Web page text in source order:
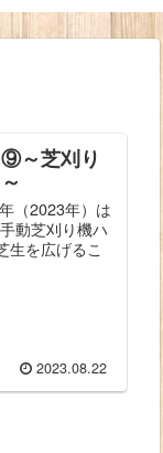
⑨～芝刈り
（2023年）は
動芝刈り機ハ
生を広げるこ
2023.08.22